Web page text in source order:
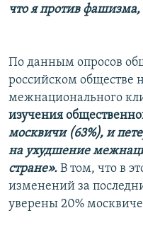
что я против фашизма,
По данным опросов
российском обществе
межнационального
изучения
москвичи (63%), и
на ухудшение
стране». В том, что в
изменений за
уверены 20%